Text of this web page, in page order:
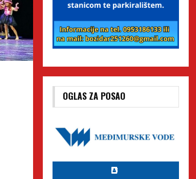
OGLAS ZA POSAO